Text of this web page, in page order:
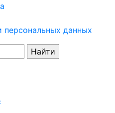
персональных данных